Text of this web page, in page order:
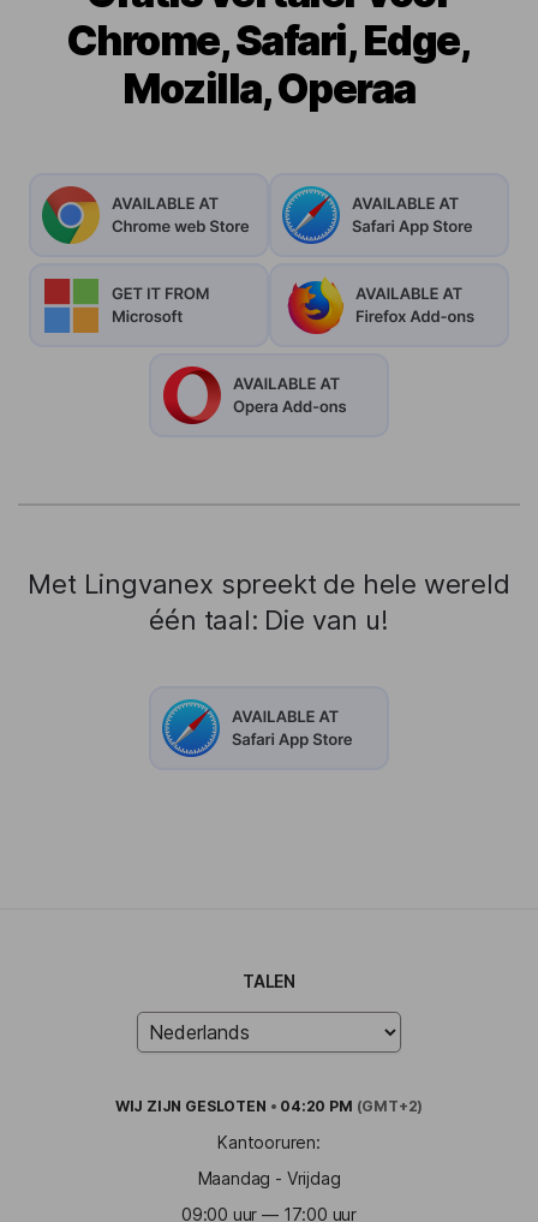
Chrome, Safari, Edge,
Mozilla, Operaa
Met Lingvanex spreekt de hele wereld
één taal: Die van u!
TALEN
WIJ ZIJN GESLOTEN • 04:20 PM (GMT+2)
Kantooruren:
Maandag - Vrijdag
09:00 uur — 17:00 uur